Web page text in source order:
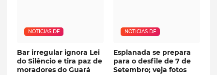
NOTICIAS DF
Bar irregular ignora Lei
do Silêncio e tira paz de
moradores do Guará
NOTICIAS DF
Esplanada se prepara
para o desfile de 7 de
Setembro; veja fotos